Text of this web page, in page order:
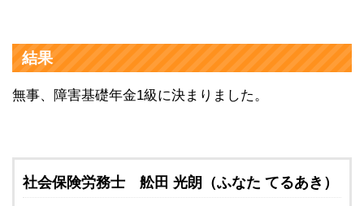
結果
無事、障害基礎年金1級に決まりました。
社会保険労務士 舩田 光朗（ふなた てるあき）